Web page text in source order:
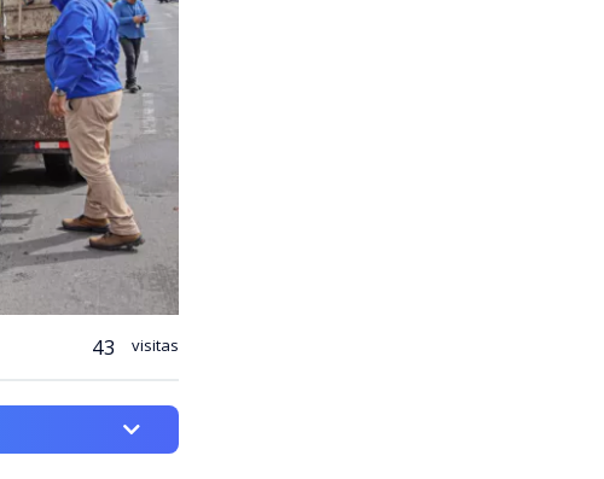
43 visitas